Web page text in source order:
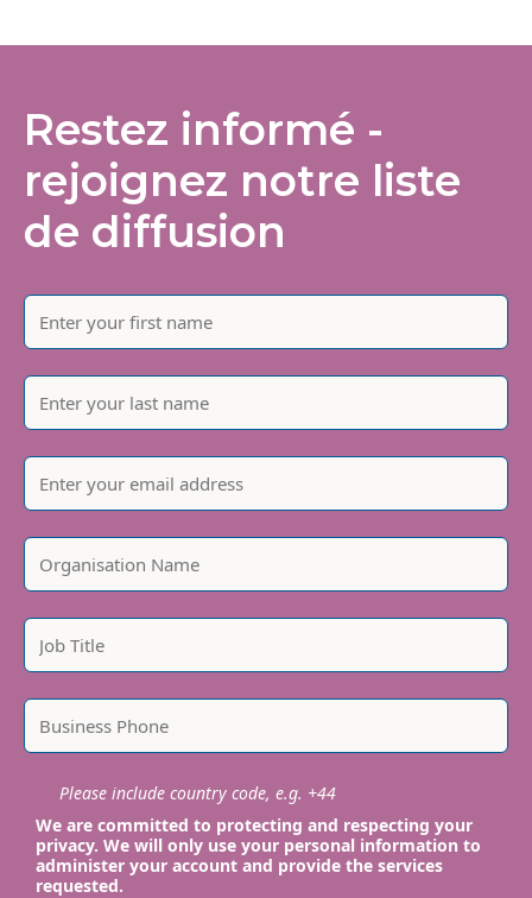
Restez informé -
rejoignez notre liste
de diffusion
Please include country code, e.g. +44
We are committed to protecting and respecting your
privacy. We will only use your personal information to
administer your account and provide the services
requested.